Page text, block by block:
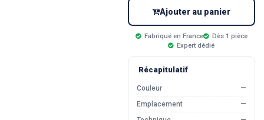
Ajouter au panier
Fabriqué en France
Dès 1 pièce
Expert dédié
Récapitulatif
Couleur
—
Emplacement
—